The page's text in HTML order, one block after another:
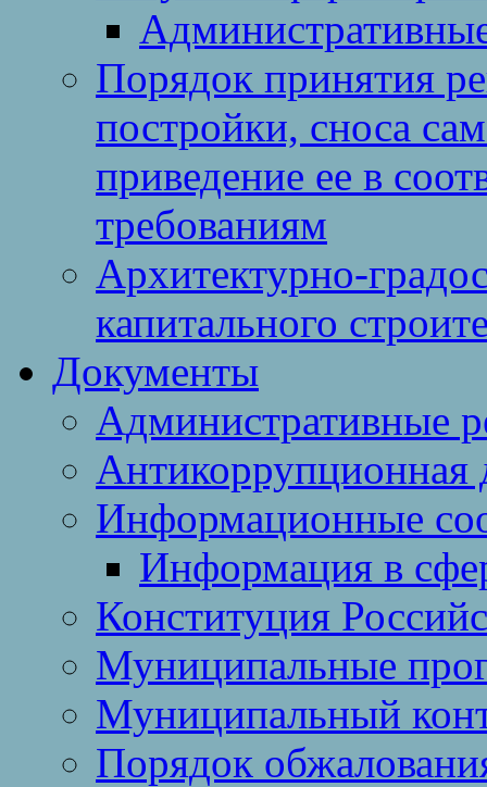
Порядок принятия
постройки, сноса
приведение ее в
требованиям
Архитектурно-
капитального
Документы
Административные
Антикоррупционная
Информационные
Информация в
Конституция
Муниципальные
Муниципальный
Порядок